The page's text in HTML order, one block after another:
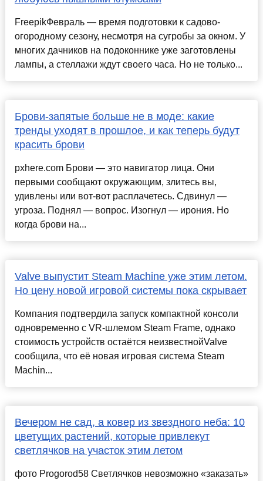
FreepikФевраль — время подготовки к садово-
огородному сезону, несмотря на сугробы за окном. У
многих дачников на подоконнике уже заготовлены
лампы, а стеллажи ждут своего часа. Но не только...
Брови-запятые больше не в моде: какие
тренды уходят в прошлое, и как теперь будут
красить брови
pxhere.com Брови — это навигатор лица. Они
первыми сообщают окружающим, злитесь вы,
удивлены или вот-вот расплачетесь. Сдвинул —
угроза. Поднял — вопрос. Изогнул — ирония. Но
когда брови на...
Valve выпустит Steam Machine уже этим летом.
Но цену новой игровой системы пока скрывает
Компания подтвердила запуск компактной консоли
одновременно с VR-шлемом Steam Frame, однако
стоимость устройств остаётся неизвестнойValve
сообщила, что её новая игровая система Steam
Machin...
Вечером не сад, а ковер из звездного неба: 10
цветущих растений, которые привлекут
светлячков на участок этим летом
фото Progorod58 Светлячков невозможно «заказать»